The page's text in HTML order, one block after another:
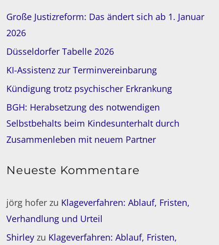
Große Justizreform: Das ändert sich ab 1. Januar
2026
Düsseldorfer Tabelle 2026
KI-Assistenz zur Terminvereinbarung
Kündigung trotz psychischer Erkrankung
BGH: Herabsetzung des notwendigen
Selbstbehalts beim Kindesunterhalt durch
Zusammenleben mit neuem Partner
Neueste Kommentare
jörg hofer zu Klageverfahren: Ablauf, Fristen,
Verhandlung und Urteil
Shirley zu Klageverfahren: Ablauf, Fristen,